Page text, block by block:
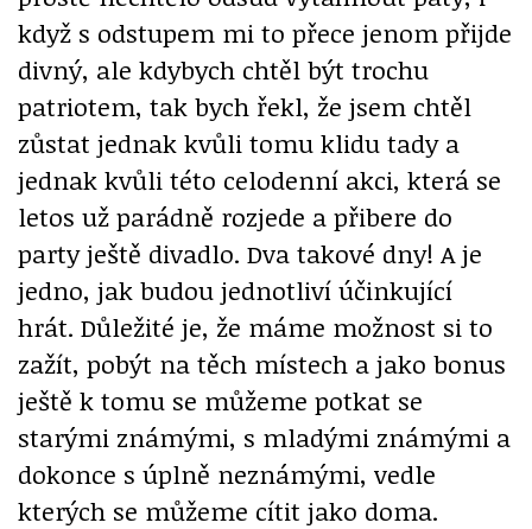
když s odstupem mi to přece jenom přijde
divný, ale kdybych chtěl být trochu
patriotem, tak bych řekl, že jsem chtěl
zůstat jednak kvůli tomu klidu tady a
jednak kvůli této celodenní akci, která se
letos už parádně rozjede a přibere do
party ještě divadlo. Dva takové dny! A je
jedno, jak budou jednotliví účinkující
hrát. Důležité je, že máme možnost si to
zažít, pobýt na těch místech a jako bonus
ještě k tomu se můžeme potkat se
starými známými, s mladými známými a
dokonce s úplně neznámými, vedle
kterých se můžeme cítit jako doma.